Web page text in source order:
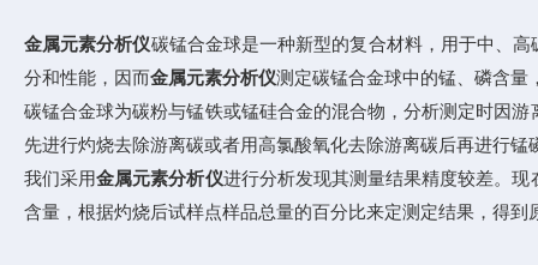
金属元素分析仪碳锰合金球是一种新型的复合材料，用于中、
分和性能，因而金属元素分析仪测定碳锰合金球中的锰、磷含量
碳锰合金球为碳粉与锰铁或锰硅合金的混合物，分析测定时因
先进行灼烧去除游离碳或者用高氯酸氧化去除游离碳后再进行
我们采用金属元素分析仪进行分析发现其测量结果精度较差。
含量，根据灼烧后试样点样品总量的百分比来定测定结果，得到